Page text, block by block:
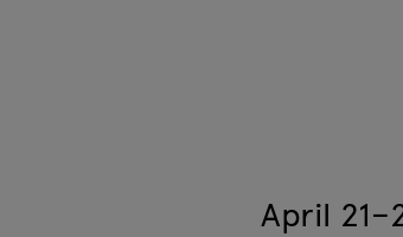
April